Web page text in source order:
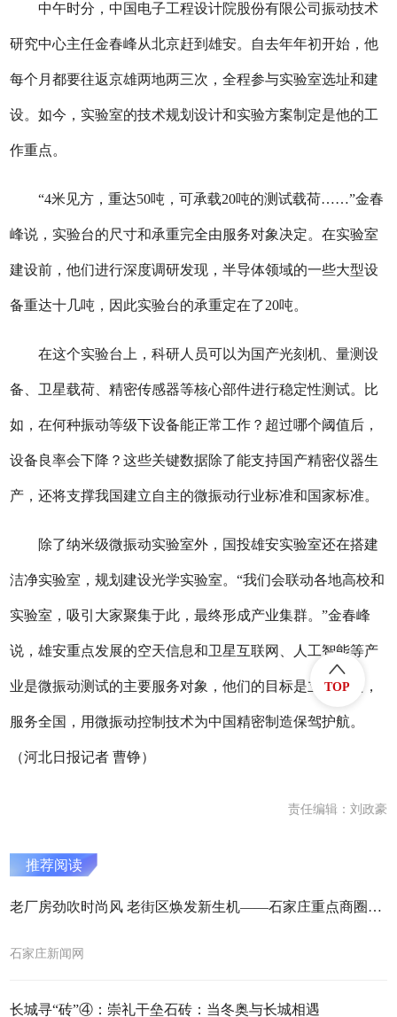
中午时分，中国电子工程设计院股份有限公司振动技术
研究中心主任金春峰从北京赶到雄安。自去年年初开始，他
每个月都要往返京雄两地两三次，全程参与实验室选址和建
设。如今，实验室的技术规划设计和实验方案制定是他的工
作重点。
“4米见方，重达50吨，可承载20吨的测试载荷……”金春
峰说，实验台的尺寸和承重完全由服务对象决定。在实验室
建设前，他们进行深度调研发现，半导体领域的一些大型设
备重达十几吨，因此实验台的承重定在了20吨。
在这个实验台上，科研人员可以为国产光刻机、量测设
备、卫星载荷、精密传感器等核心部件进行稳定性测试。比
如，在何种振动等级下设备能正常工作？超过哪个阈值后，
设备良率会下降？这些关键数据除了能支持国产精密仪器生
产，还将支撑我国建立自主的微振动行业标准和国家标准。
除了纳米级微振动实验室外，国投雄安实验室还在搭建
洁净实验室，规划建设光学实验室。“我们会联动各地高校和
实验室，吸引大家聚集于此，最终形成产业集群。”金春峰
说，雄安重点发展的空天信息和卫星互联网、人工智能等产
业是微振动测试的主要服务对象，他们的目标是立足雄安，
服务全国，用微振动控制技术为中国精密制造保驾护航。
（河北日报记者 曹铮）
责任编辑：刘政豪
推荐阅读
​老厂房劲吹时尚风 老街区焕发新生机——石家庄重点商圈持续激活夜经济新潜力
石家庄新闻网
长城寻“砖”④：崇礼干垒石砖：当冬奥与长城相遇
TOP